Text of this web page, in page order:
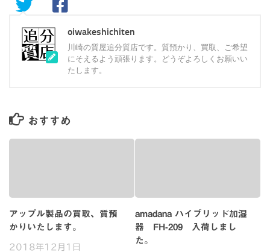
oiwakeshichiten
川崎の質屋追分質店です。質預かり、買取、ご希望
にそえるよう頑張ります。どうぞよろしくお願いい
たします。
おすすめ
アップル製品の買取、質預
かりいたします。
2018年12月1日
amadana ハイブリッド加湿
器 FH-209 入荷しまし
た。